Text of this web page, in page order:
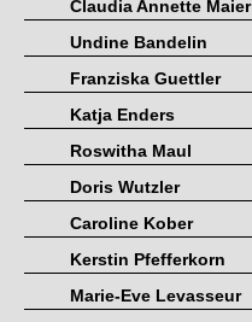
Claudia Annette Maier
Undine Bandelin
Franziska Guettler
Katja Enders
Roswitha Maul
Doris Wutzler
Caroline Kober
Kerstin Pfefferkorn
Marie-Eve Levasseur